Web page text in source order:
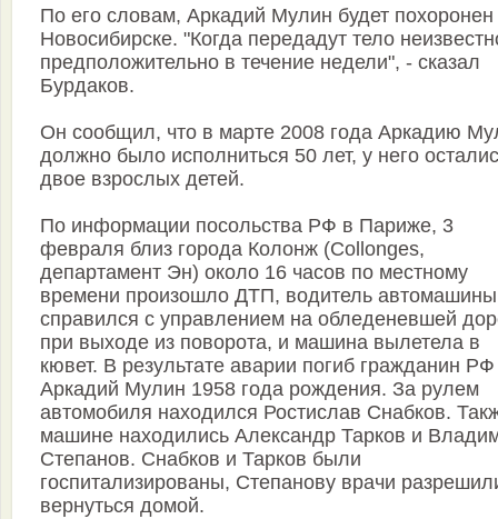
По его словам, Аркадий Мулин будет похоронен
Новосибирске. "Когда передадут тело
предположительно в течение недели", - сказал
Бурдаков.
Он сообщил, что в марте 2008 года Аркадию
должно было исполниться 50 лет, у него
двое взрослых детей.
По информации посольства РФ в Париже, 3
февраля близ города Колонж (Collonges,
департамент Эн) около 16 часов по местному
времени произошло ДТП, водитель
справился с управлением на обледеневшей
при выходе из поворота, и машина вылетела в
кювет. В результате аварии погиб гражданин РФ
Аркадий Мулин 1958 года рождения. За рулем
автомобиля находился Ростислав Снабков.
машине находились Александр Тарков и
Степанов. Снабков и Тарков были
госпитализированы, Степанову врачи
вернуться домой.